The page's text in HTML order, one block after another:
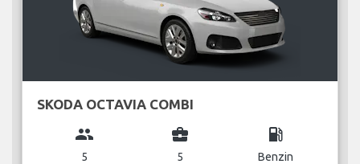
SKODA OCTAVIA COMBI
group
5
business_center
5
local_gas_station
Benzin